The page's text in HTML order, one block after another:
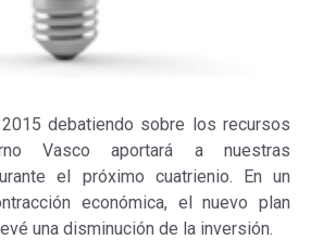
debatiendo sobre los recursos
Vasco aportará a nuestras
el próximo cuatrienio. En un
económica, el nuevo plan
una disminución de la inversión.